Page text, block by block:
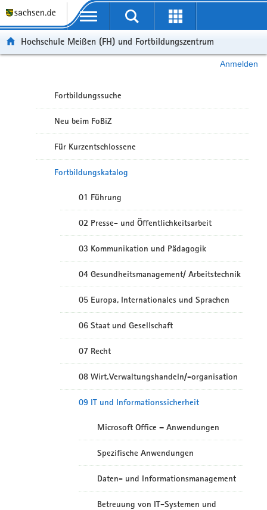
Portalübergreifende Navigation
Hochschule Meißen (FH) und Fortbildungszentrum
Anmelden
Fortbildungssuche
Neu beim FoBiZ
Für Kurzentschlossene
Fortbildungskatalog
01 Führung
02 Presse- und Öffentlichkeitsarbeit
03 Kommunikation und Pädagogik
04 Gesundheitsmanagement/ Arbeitstechnik
05 Europa, Internationales und Sprachen
06 Staat und Gesellschaft
07 Recht
08 Wirt.Verwaltungshandeln/-organisation
09 IT und Informationssicherheit
Microsoft Office – Anwendungen
Spezifische Anwendungen
Daten- und Informationsmanagement
Betreuung von IT-Systemen und